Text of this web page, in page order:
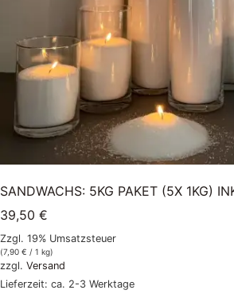
SANDWACHS: 5KG PAKET (5X 1KG)
39,50 €
Zzgl. 19% Umsatzsteuer
(7,90 € / 1 kg)
zzgl. Versand
Lieferzeit: ca. 2-3 Werktage